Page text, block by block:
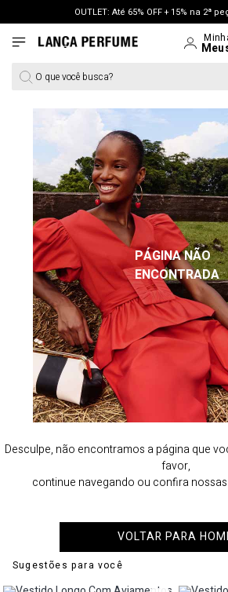
OUTLET: Até 65% OFF + 15% na 2ª
LANÇAMENTO PRIMAVERA 27. Clique
O que você busca?
PÁGINA NÃO
ENCONTRADA
Desculpe, não encontramos a página que
favor,
continue navegando ou confira
VOLTAR PARA
Sugestões para você